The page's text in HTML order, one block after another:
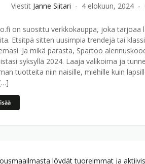
Viestit Janne Siitari 4 elokuun, 2024
on suosittu verkkokauppa, joka tarjoaa
Etsitpä sitten uusimpia trendejä tai
Ja mikä parasta, Spartoo
syksyllä 2024. Laaja valikoima ja
tuotteita niin naisille, miehille kuin